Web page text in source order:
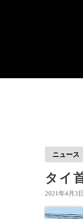
ニュース
タイ
2021年4月3